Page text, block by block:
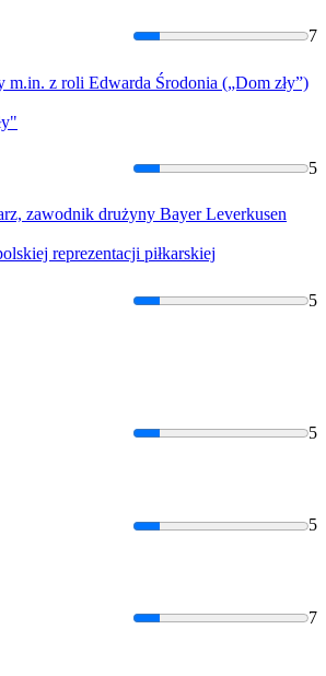
7
m.in. z roli Edwarda Środonia („Dom zły”)
5
zawodnik drużyny Bayer Leverkusen
reprezentacji piłkarskiej
5
5
5
7